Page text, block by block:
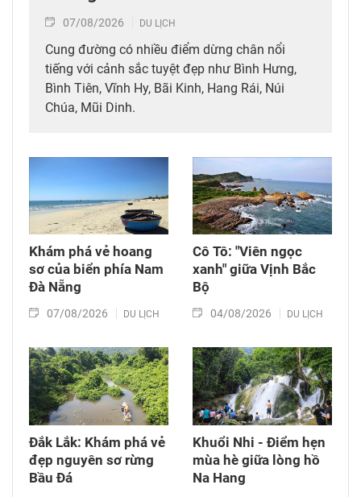
07/08/2026 DU LỊCH
Cung đường có nhiều điểm dừng chân nổi
tiếng với cảnh sắc tuyệt đẹp như Bình Hưng,
Bình Tiên, Vĩnh Hy, Bãi Kinh, Hang Rái, Núi
Chúa, Mũi Dinh.
Khám phá vẻ hoang
sơ của biển phía Nam
Đà Nẵng
07/08/2026 DU LỊCH
Cô Tô: "Viên ngọc
xanh" giữa Vịnh Bắc
Bộ
04/08/2026 DU LỊCH
Đắk Lắk: Khám phá vẻ
đẹp nguyên sơ rừng
Bầu Đá
Khuổi Nhi - Điểm hẹn
mùa hè giữa lòng hồ
Na Hang